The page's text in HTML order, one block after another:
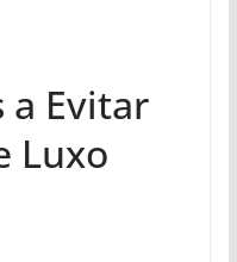
a Evitar
Luxo